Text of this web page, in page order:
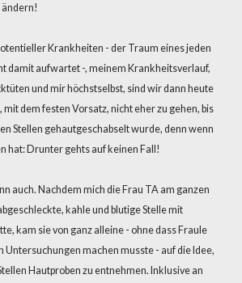
ändern!
Krankheiten - der Traum eines jeden
damit aufwartet -, meinem Krankheitsverlauf,
und mir höchstselbst, sind wir dann heute
dem festen Vorsatz, nicht eher zu gehen, bis
Stellen gehautgeschabselt wurde, denn wenn
hat: Drunter gehts auf keinen Fall!
auch. Nachdem mich die Frau TA am ganzen
kahle und blutige Stelle mit
kam sie von ganz alleine - ohne dass Fraule
Untersuchungen machen musste - auf die Idee,
Hautproben zu entnehmen. Inklusive an